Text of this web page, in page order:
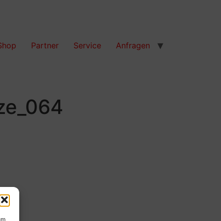
Partner Service Anfragen